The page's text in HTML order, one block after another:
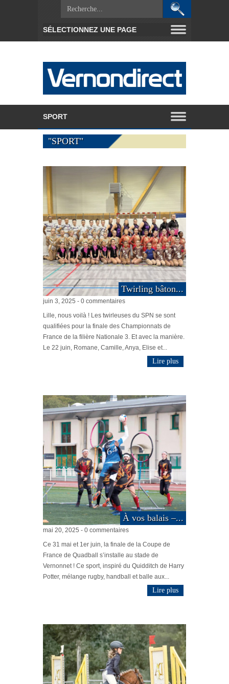
"SPORT"
Twirling bâton...
juin 3, 2025 - 0 commentaires
Lille, nous voilà ! Les twirleuses du SPN se sont
qualifiées pour la finale des Championnats de
France de la filière Nationale 3. Et avec la manière.
Le 22 juin, Romane, Camille, Anya, Elise et...
Lire plus
À vos balais –...
mai 20, 2025 - 0 commentaires
Ce 31 mai et 1er juin, la finale de la Coupe de
France de Quadball s’installe au stade de
Vernonnet ! Ce sport, inspiré du Quidditch de Harry
Potter, mélange rugby, handball et balle aux...
Lire plus